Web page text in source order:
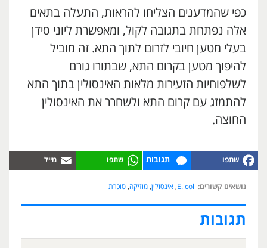
כפי שהמדענים הצליחו להראות, התעלה בתאים
אלה נפתחת בתגובה לקול, ומאפשרת ליוני סידן
בעלי מטען חיובי לזרום לתוך התא. זה מוביל
להיפוך מטען בקרום התא, שבתורו גורם
לשלפוחיות הזעירות מלאות האינסולין בתוך התא
להתמזג עם קרום התא ולשחרר את האינסולין
החוצה.
תגובות
נושאים קשורים: E. coli
, אינסולין, מוזיקה, סוכרת
תגובות